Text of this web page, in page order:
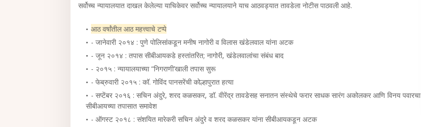
सर्वोच्च न्यायालयात दाखल केलेल्या याचिकेवर सर्वोच्च न्यायालयाने याच आठवड्यात तावडेला नोटीस पाठवली आहे.
आठ वर्षांतील आठ महत्त्वाचे टप्पे
- जानेवारी २०१४ : पुणे पोलिसांकडून मनीष नागोरी व विलास खंडेलवाल यांना अटक
- जून २०१४ : तपास सीबीआयकडे हस्तांतरित; नागोरी, खंडेलवालांचा संबंध बाद
- २०१५ : न्यायालयाच्या “निगराणी’खाली तपास सुरू
- फेब्रुवारी २०१५ : कॉ. गोविंद पानसरेंची कोल्हापुरात हत्या
- सप्टेंबर २०१६ : सचिन अंदुरे, शरद कळसकर, डॉ. वीरेंद्र तावडेसह सनातन संस्थेचे फरार साधक सारंग अकोलकर आणि विनय पवारचा
सीबीआयच्या तपासात समावेश
- ऑगस्ट २०१८ : संशयित मारेकरी सचिन अंदुरे व शरद कळसकर यांना सीबीआयकडून अटक